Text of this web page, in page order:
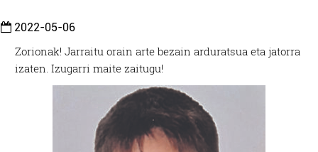
2022-05-06
Zorionak! Jarraitu orain arte bezain arduratsua eta jatorra
izaten. Izugarri maite zaitugu!